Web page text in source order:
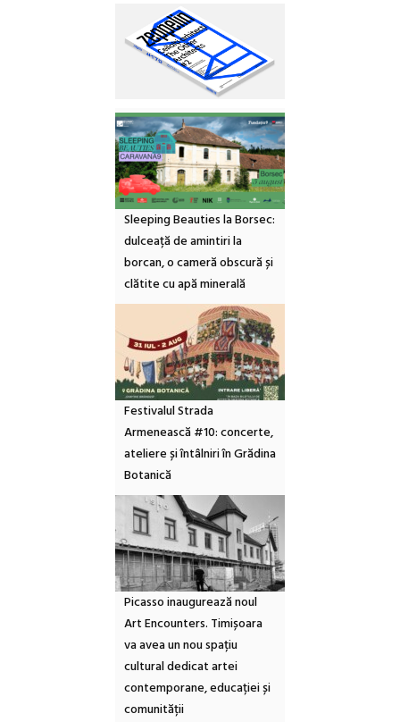
Sleeping Beauties la Borsec:
dulceață de amintiri la
borcan, o cameră obscură și
clătite cu apă minerală
Festivalul Strada
Armenească #10: concerte,
ateliere și întâlniri în Grădina
Botanică
Picasso inaugurează noul
Art Encounters. Timișoara
va avea un nou spațiu
cultural dedicat artei
contemporane, educației și
comunității